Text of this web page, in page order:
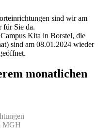
sind wir am
für Sie da.
Kita in Borstel, die
sind am 08.01.2024 wieder
monatlichen
MGH